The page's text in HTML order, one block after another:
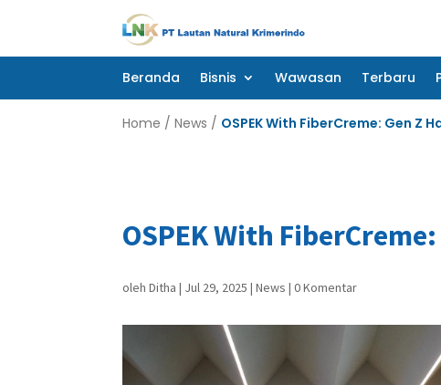
Beranda Bisnis Wawasan Terbaru
Beranda Bisnis Wawasan Terbaru
Home /News / OSPEK With FiberCreme: Gen Z
OSPEK With
olehDitha | Jul 29, 2025 |News |0 Komentar